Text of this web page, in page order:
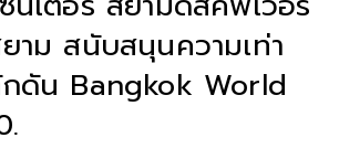
าม สนับสนุนความเท่า
กดัน Bangkok World